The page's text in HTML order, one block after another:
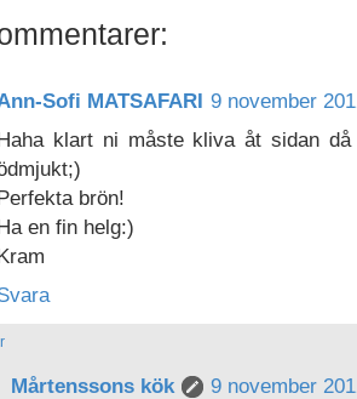
Sofi MATSAFARI 9 november
klart ni måste kliva åt sidan
brön!
en fin helg:)
Mårtenssons kök
9 november